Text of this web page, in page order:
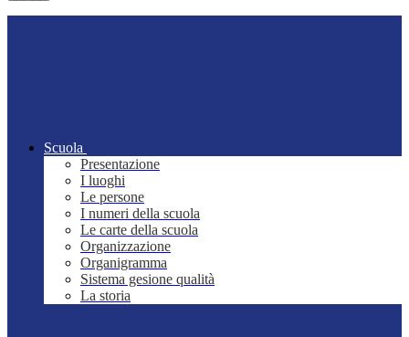
Scuola
Presentazione
I luoghi
Le persone
I numeri della scuola
Le carte della scuola
Organizzazione
Organigramma
Sistema gesione qualità
La storia